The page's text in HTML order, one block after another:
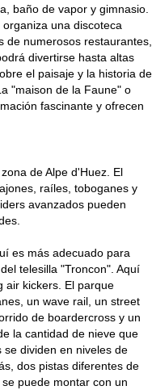
baño de vapor y gimnasio.
una discoteca
de numerosos restaurantes,
divertirse hasta altas
el paisaje y la historia de
"maison de la Faune" o
fascinante y ofrecen
de Alpe d'Huez. El
raíles, toboganes y
avanzados pueden
es más adecuado para
telesilla "Troncon". Aquí
air kickers. El parque
un wave rail, un street
de boardercross y un
la cantidad de nieve que
se dividen en niveles de
dos pistas diferentes de
puede montar con un